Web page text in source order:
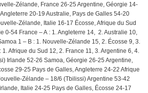
Zélande, France 26-25 Argentine, Géorgie 14-
20-19 Australie, Pays de Galles 54-20
Zélande, Italie 16-17 Écosse, Afrique du Sud
0-54 France – A : 1. Angleterre 14, 2. Australie 10,
1 – B : 1. Nouvelle-Zélande 15, 2. Écosse 9, 3.
Afrique du Sud 12, 2. France 11, 3. Argentine 6, 4.
Irlande 52-26 Samoa, Géorgie 26-25 Argentine,
29-25 Pays de Galles, Angleterre 24-22 Afrique
Zélande – 18/6 (Tbilissi) Argentine 53-42
Italie 24-25 Pays de Galles, Écosse 24-17